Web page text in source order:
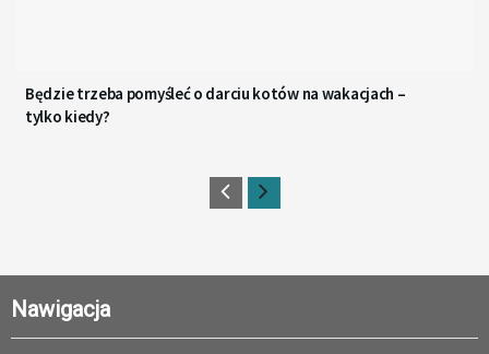
Będzie trzeba pomyśleć o darciu kotów na wakacjach –
tylko kiedy?
Nawigacja